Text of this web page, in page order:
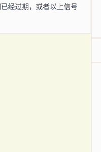
经过期，或者以上信号